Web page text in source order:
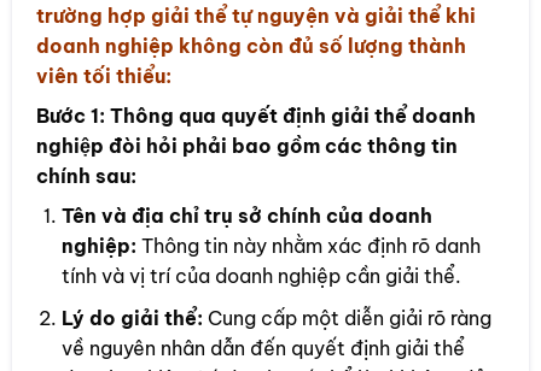
trường hợp giải thể tự nguyện và giải thể khi
doanh nghiệp không còn đủ số lượng thành
viên tối thiểu:
Bước 1: Thông qua quyết định giải thể doanh
nghiệp đòi hỏi phải bao gồm các thông tin
chính sau:
Tên và địa chỉ trụ sở chính của doanh
nghiệp: Thông tin này nhằm xác định rõ danh
tính và vị trí của doanh nghiệp cần giải thể.
Lý do giải thể: Cung cấp một diễn giải rõ ràng
về nguyên nhân dẫn đến quyết định giải thể